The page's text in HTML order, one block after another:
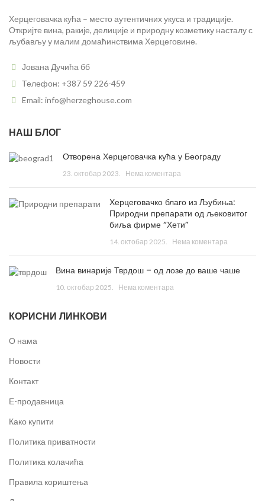
Херцеговачка кућа – место аутентичних укуса и традиције.
Откријте вина, ракије, делиције и природну козметику насталу с
љубављу у малим домаћинствима Херцеговине.
Јована Дучића бб
Телефон: +387 59 226-459
Email: info@herzeghouse.com
НАШ БЛОГ
Отворена Херцеговачка кућа у Београду
23. октобар 2023. Нема коментара
Херцеговачко благо из Љубиња:
Природни препарати од љековитог
биља фирме “Хети”
14. октобар 2025. Нема коментара
Вина винарије Тврдош – од лозе до ваше чаше
10. октобар 2025. Нема коментара
КОРИСНИ ЛИНКОВИ
О нама
Новости
Контакт
Е-продавница
Како купити
Политика приватности
Политика колачића
Правила кориштења